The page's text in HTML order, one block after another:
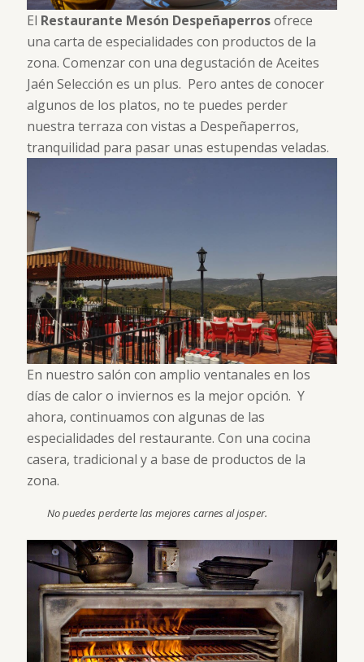
El Restaurante Mesón Despeñaperrosofrece
una carta de especialidades con productos de la
zona. Comenzar con una degustación de Aceites
Jaén Selección es un plus. Pero antes de conocer
algunos de los platos, no te puedes perder
nuestra terraza con vistas a Despeñaperros,
tranquilidad para pasar unas estupendas veladas.
En nuestro salón con amplio ventanales en los
días de calor o inviernos es la mejor opción. Y
ahora, continuamos con algunas de las
especialidades del restaurante. Con una cocina
casera, tradicional y a base de productos de la
zona.
No puedes perderte las mejores carnes al josper.